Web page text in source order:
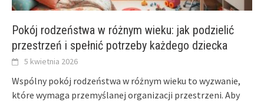
Pokój rodzeństwa w różnym wieku: jak podzielić
przestrzeń i spełnić potrzeby każdego dziecka
5 kwietnia 2026
Wspólny pokój rodzeństwa w różnym wieku to wyzwanie,
które wymaga przemyślanej organizacji przestrzeni. Aby